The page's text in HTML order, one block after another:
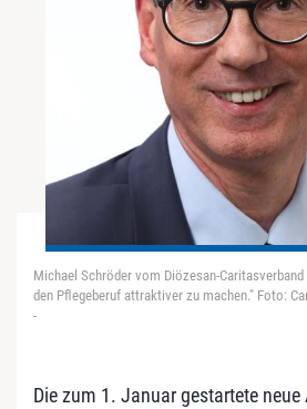
Michael Schröder vom Diözesan-
den Pflegeberuf attraktiver zu machen." Foto:
-
Die zum 1. Januar gestartete